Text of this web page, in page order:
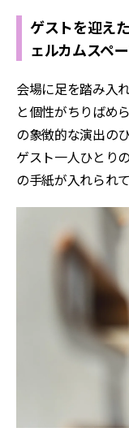
ゲストを迎え
ェルカムスペ
会場に足を踏み入
と個性がちりばめ
の象徴的な演出の
ゲスト一人ひとり
の手紙が入れられて